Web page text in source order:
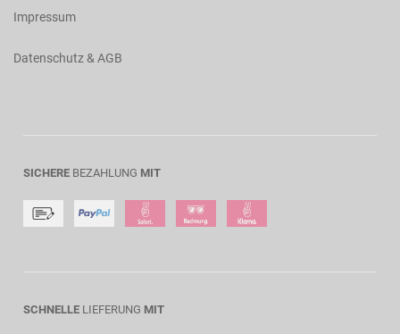
Impressum
Datenschutz & AGB
SICHERE BEZAHLUNG MIT
SCHNELLE LIEFERUNG MIT